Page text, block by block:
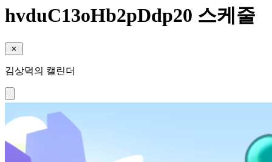
hvduC13oHb2pDdp20 스케줄
김상덕의 캘린더